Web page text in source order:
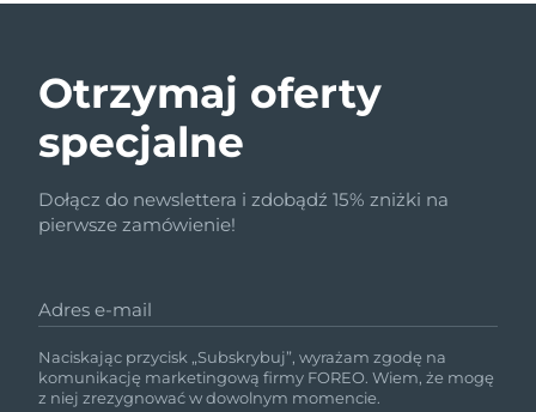
Otrzymaj oferty
specjalne
Dołącz do newslettera i zdobądź 15% zniżki na
pierwsze zamówienie!
Adres e-mail
Naciskając przycisk „Subskrybuj”, wyrażam zgodę na
komunikację marketingową firmy FOREO. Wiem, że mogę
z niej zrezygnować w dowolnym momencie.